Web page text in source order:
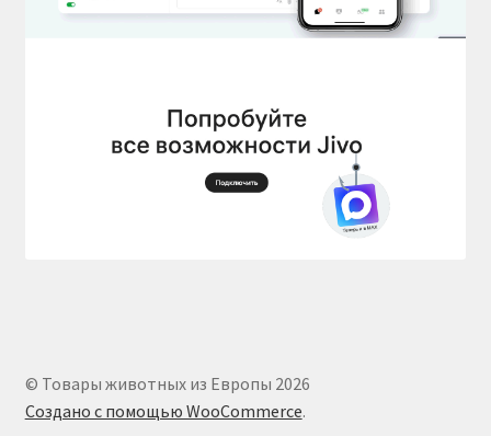
© Товары животных из Европы 2026
Создано с помощью WooCommerce.